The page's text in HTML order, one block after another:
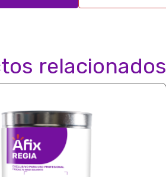
relacionados